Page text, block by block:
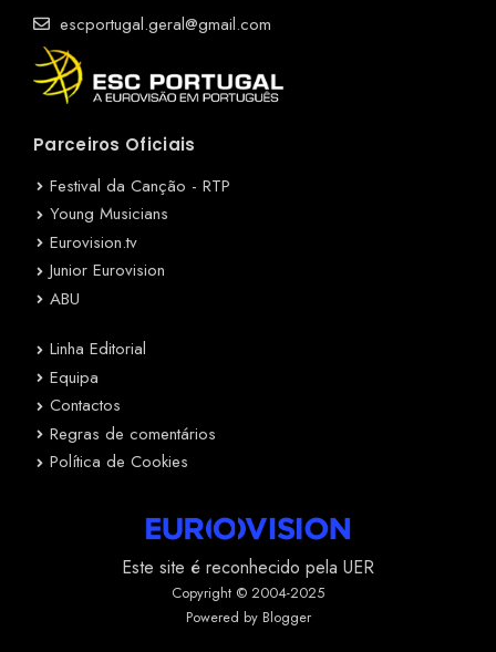
escportugal.geral@gmail.com
Parceiros Oficiais
Festival da Canção - RTP
Young Musicians
Eurovision.tv
Junior Eurovision
ABU
Linha Editorial
Equipa
Contactos
Regras de comentários
Política de Cookies
Este site é reconhecido pela UER
Copyright © 2004-2025
Powered by Blogger